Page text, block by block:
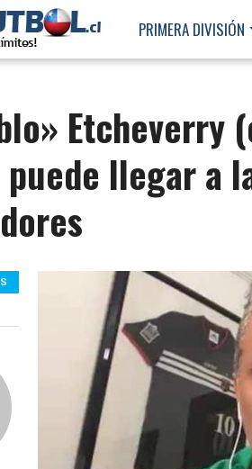
PRIMERA DIVISIÓN
Etcheverry
llegar a